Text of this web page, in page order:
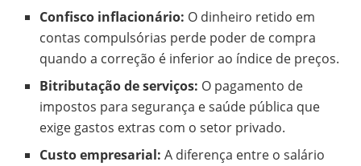
Confisco inflacionário: O dinheiro retido em
contas compulsórias perde poder de compra
quando a correção é inferior ao índice de preços.
Bitributação de serviços: O pagamento de
impostos para segurança e saúde pública que
exige gastos extras com o setor privado.
Custo empresarial: A diferença entre o salário